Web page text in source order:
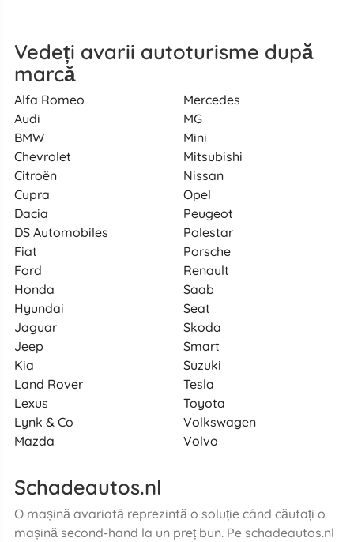
Vedeți avarii autoturisme după
marcă
Alfa Romeo
Audi
BMW
Chevrolet
Citroën
Cupra
Dacia
DS Automobiles
Fiat
Ford
Honda
Hyundai
Jaguar
Jeep
Kia
Land Rover
Lexus
Lynk & Co
Mazda
Mercedes
MG
Mini
Mitsubishi
Nissan
Opel
Peugeot
Polestar
Porsche
Renault
Saab
Seat
Skoda
Smart
Suzuki
Tesla
Toyota
Volkswagen
Volvo
Schadeautos.nl
O mașină avariată reprezintă o soluție când căutați o
mașină second-hand la un preț bun. Pe schadeautos.nl